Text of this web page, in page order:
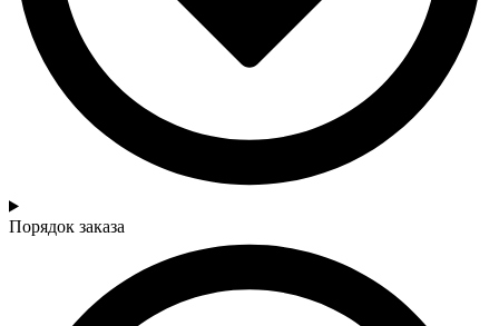
Порядок заказа